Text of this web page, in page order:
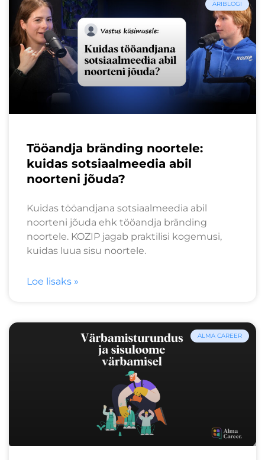
ÄRIBLOGI
Tööandja bränding noortele:
kuidas sotsiaalmeedia abil
noorteni jõuda?
Kuidas tööandjana sotsiaalmeedia abil
noorteni jõuda ehk tööandja bränding
noortele. KOZIP jagab praktilisi kogemusi,
kuidas luua sisu noortele.
Loe lisaks »
ALMA CAREER